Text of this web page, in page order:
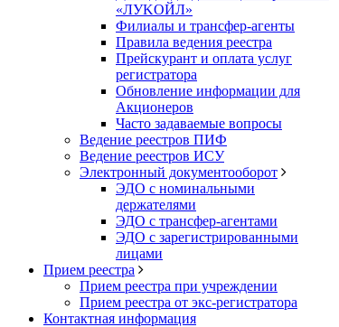
«ЛУKOЙЛ»
Филиалы и трансфер-агенты
Правила ведения реестра
Прейскурант и оплата услуг
регистратора
Обновление информации для
Акционеров
Часто задаваемые вопросы
Ведение реестров ПИФ
Ведение реестров ИСУ
Электронный документооборот
ЭДО с номинальными
держателями
ЭДО с трансфер-агентами
ЭДО с зарегистрированными
лицами
Прием реестра
Прием реестра при учреждении
Прием реестра от экс-регистратора
Контактная информация